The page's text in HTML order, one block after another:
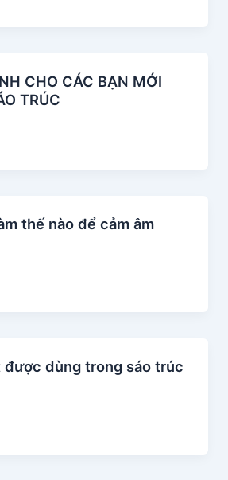
CHO CÁC BẠN MỚI
TRÚC
thế nào để cảm âm
được dùng trong sáo trúc